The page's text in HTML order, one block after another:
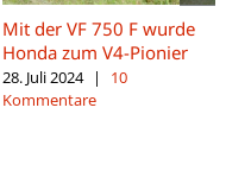
Mit der VF 750 F wurde
Honda zum V4-Pionier
28. Juli 2024 |
10
Kommentare